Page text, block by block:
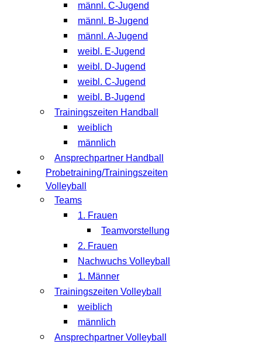
männl. C-Jugend
männl. B-Jugend
männl. A-Jugend
weibl. E-Jugend
weibl. D-Jugend
weibl. C-Jugend
weibl. B-Jugend
Trainingszeiten Handball
weiblich
männlich
Ansprechpartner Handball
Probetraining/Trainingszeiten
Volleyball
Teams
1. Frauen
Teamvorstellung
2. Frauen
Nachwuchs Volleyball
1. Männer
Trainingszeiten Volleyball
weiblich
männlich
Ansprechpartner Volleyball